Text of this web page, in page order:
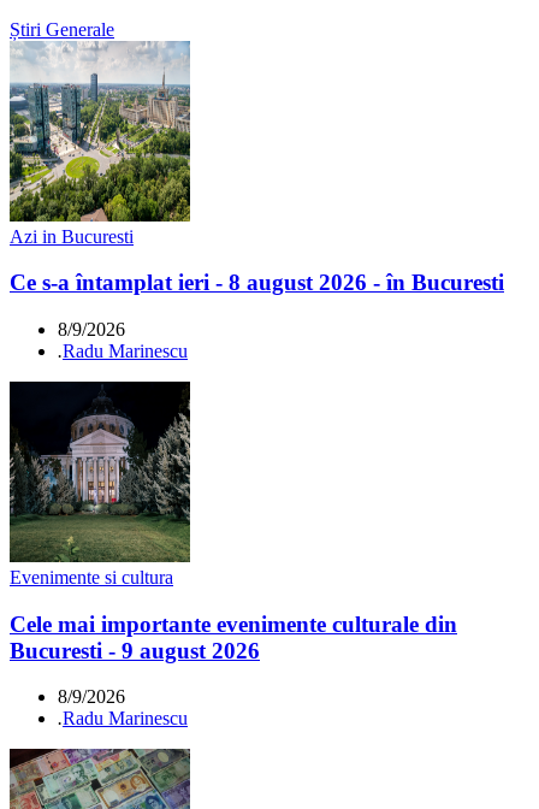
Știri Generale
Azi in Bucuresti
Ce s-a întamplat ieri - 8 august 2026 - în Bucuresti
8/9/2026
.Radu Marinescu
Evenimente si cultura
Cele mai importante evenimente culturale din
Bucuresti - 9 august 2026
8/9/2026
.Radu Marinescu